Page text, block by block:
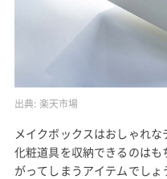
出典: 楽天市場
メイクボックスはおしゃれな
化粧道具を収納できるのは
がってしまうアイテムでしょ